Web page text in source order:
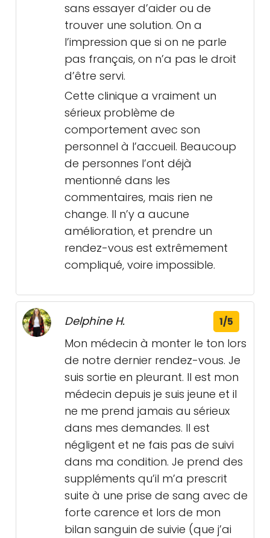
sans essayer d’aider ou de
trouver une solution. On a
l’impression que si on ne parle
pas français, on n’a pas le droit
d’être servi.
Cette clinique a vraiment un
sérieux problème de
comportement avec son
personnel à l’accueil. Beaucoup
de personnes l’ont déjà
mentionné dans les
commentaires, mais rien ne
change. Il n’y a aucune
amélioration, et prendre un
rendez-vous est extrêmement
compliqué, voire impossible.
Delphine H. 1/5
Mon médecin à monter le ton lors
de notre dernier rendez-vous. Je
suis sortie en pleurant. Il est mon
médecin depuis je suis jeune et il
ne me prend jamais au sérieux
dans mes demandes. Il est
négligent et ne fais pas de suivi
dans ma condition. Je prend des
suppléments qu’il m’a prescrit
suite à une prise de sang avec de
forte carence et lors de mon
bilan sanguin de suivie (que j’ai